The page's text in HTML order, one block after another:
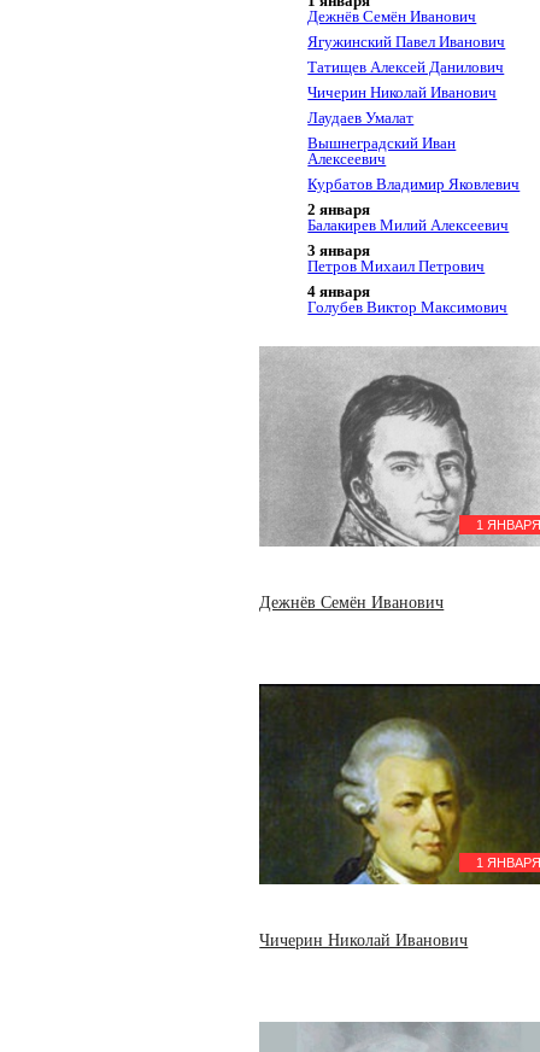
Дежнёв Семён Иванович
Ягужинский Павел Иванович
Татищев Алексей Данилович
Чичерин Николай Иванович
Лаудаев Умалат
Вышнеградский Иван
Алексеевич
Курбатов Владимир Яковлевич
2 января
Балакирев Милий Алексеевич
3 января
Петров Михаил Петрович
4 января
Голубев Виктор Максимович
Шлиман Генрих
Вирен Роберт Николаевич
7 января
Карпинский Александр
Петрович
8 января
Макаров Степан Осипович
Линник Юрий Владимирович
9 января
Стеклов Владимир Андреевич
Феофан Затворник
Святитель Тихон
Канторович Леонид Витальевич
21 января
Сорокин Питирим
Александрович
22 января
Фомин Иван Александрович
24 января
Струве Петр Бернгардович
Милюков Павел Николаевич
1 ЯНВАРЯ
Дежнёв Семён Иванович
1 ЯНВАРЯ
Чичерин Николай Иванович